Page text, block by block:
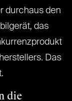
durchaus den
das
Das
die